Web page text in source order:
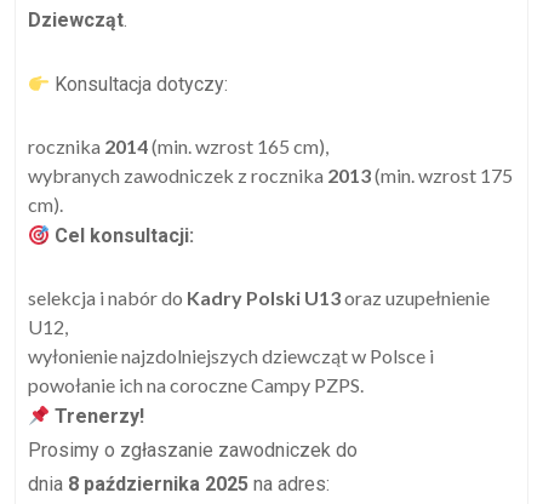
Dziewcząt.
Konsultacja dotyczy:
rocznika 2014(min. wzrost 165 cm),
wybranych zawodniczek z rocznika 2013(min. wzrost 175
cm).
Cel konsultacji:
selekcja i nabór do Kadry Polski U13oraz uzupełnienie
U12,
wyłonienie najzdolniejszych dziewcząt w Polsce i
powołanie ich na coroczne Campy PZPS.
Trenerzy!
Prosimy o zgłaszanie zawodniczek do
dnia 8 października 2025 na adres: